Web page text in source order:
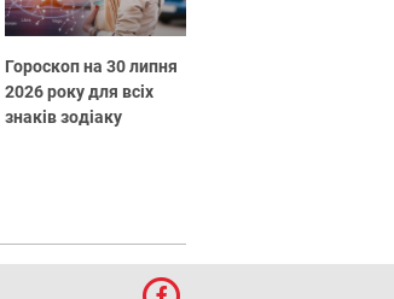
Гороскоп на 30 липня
2026 року для всіх
знаків зодіаку